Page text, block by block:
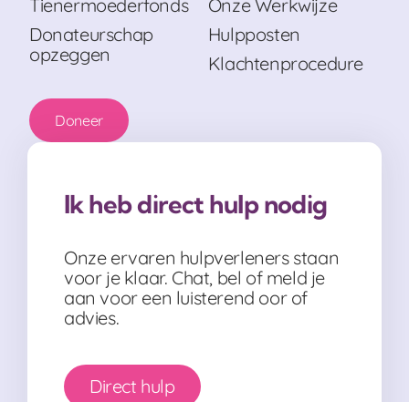
Tienermoederfonds
Donateurschap
opzeggen
Doneer
Onze Werkwijze
Hulpposten
Klachtenprocedure
Ik heb direct hulp nodig
Onze ervaren hulpverleners staan
voor je klaar. Chat, bel of meld je
aan voor een luisterend oor of
advies.
Direct hulp